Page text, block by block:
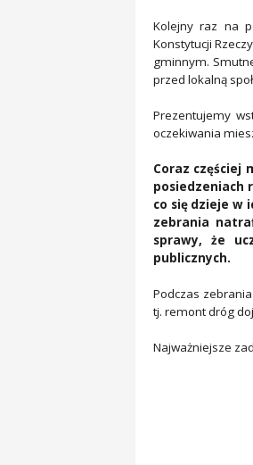
Kolejny raz na
Konstytucji
gminnym.
przed lokalną
Prezentujemy
oczekiwania
Coraz częściej
posiedzeniach
co się dzieje w
zebrania
sprawy, że
publicznych.
Podczas
tj. remont dróg
Najważniejsze